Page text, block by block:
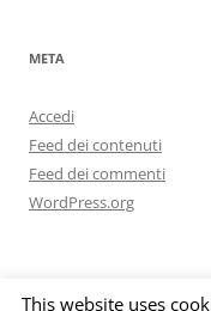
META
Accedi
Feed dei contenuti
Feed dei commenti
WordPress.org
This website uses